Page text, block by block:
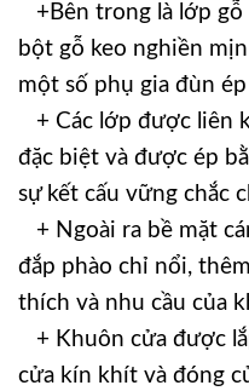
+Bên trong là lớp gỗ
bột gỗ keo nghiền
một số phụ gia đùn
+ Các lớp được liên
đặc biệt và được ép
sự kết cấu vững chắc
+ Ngoài ra bề mặt
đắp phào chỉ nổi,
thích và nhu cầu của
+ Khuôn cửa được
cửa kín khít và đóng